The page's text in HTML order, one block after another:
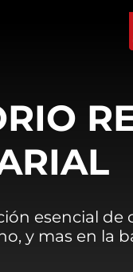
esencial
y mas en la